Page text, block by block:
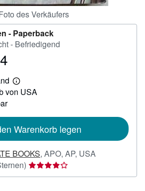
des Verkäufers
- Paperback
- Befriedigend
Weitere
Informationen
von USA
Warenkorb legen
BOOKS, APO, AP, USA
Verkäuferbewertung
4